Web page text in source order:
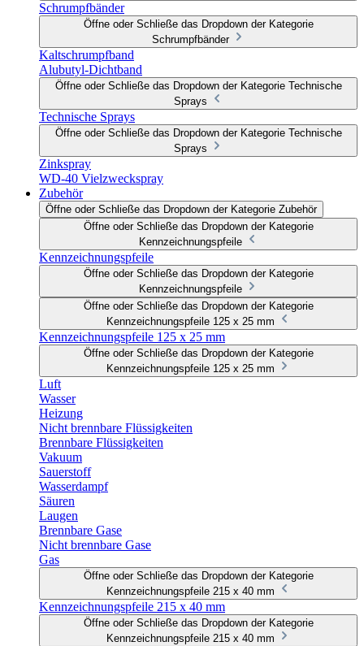
Schrumpfbänder
Öffne oder Schließe das Dropdown der Kategorie
Schrumpfbänder
Kaltschrumpfband
Alubutyl-Dichtband
Öffne oder Schließe das Dropdown der Kategorie Technische
Sprays
Technische Sprays
Öffne oder Schließe das Dropdown der Kategorie Technische
Sprays
Zinkspray
WD-40 Vielzweckspray
Zubehör
Öffne oder Schließe das Dropdown der Kategorie Zubehör
Öffne oder Schließe das Dropdown der Kategorie
Kennzeichnungspfeile
Kennzeichnungspfeile
Öffne oder Schließe das Dropdown der Kategorie
Kennzeichnungspfeile
Öffne oder Schließe das Dropdown der Kategorie
Kennzeichnungspfeile 125 x 25 mm
Kennzeichnungspfeile 125 x 25 mm
Öffne oder Schließe das Dropdown der Kategorie
Kennzeichnungspfeile 125 x 25 mm
Luft
Wasser
Heizung
Nicht brennbare Flüssigkeiten
Brennbare Flüssigkeiten
Vakuum
Sauerstoff
Wasserdampf
Säuren
Laugen
Brennbare Gase
Nicht brennbare Gase
Gas
Öffne oder Schließe das Dropdown der Kategorie
Kennzeichnungspfeile 215 x 40 mm
Kennzeichnungspfeile 215 x 40 mm
Öffne oder Schließe das Dropdown der Kategorie
Kennzeichnungspfeile 215 x 40 mm